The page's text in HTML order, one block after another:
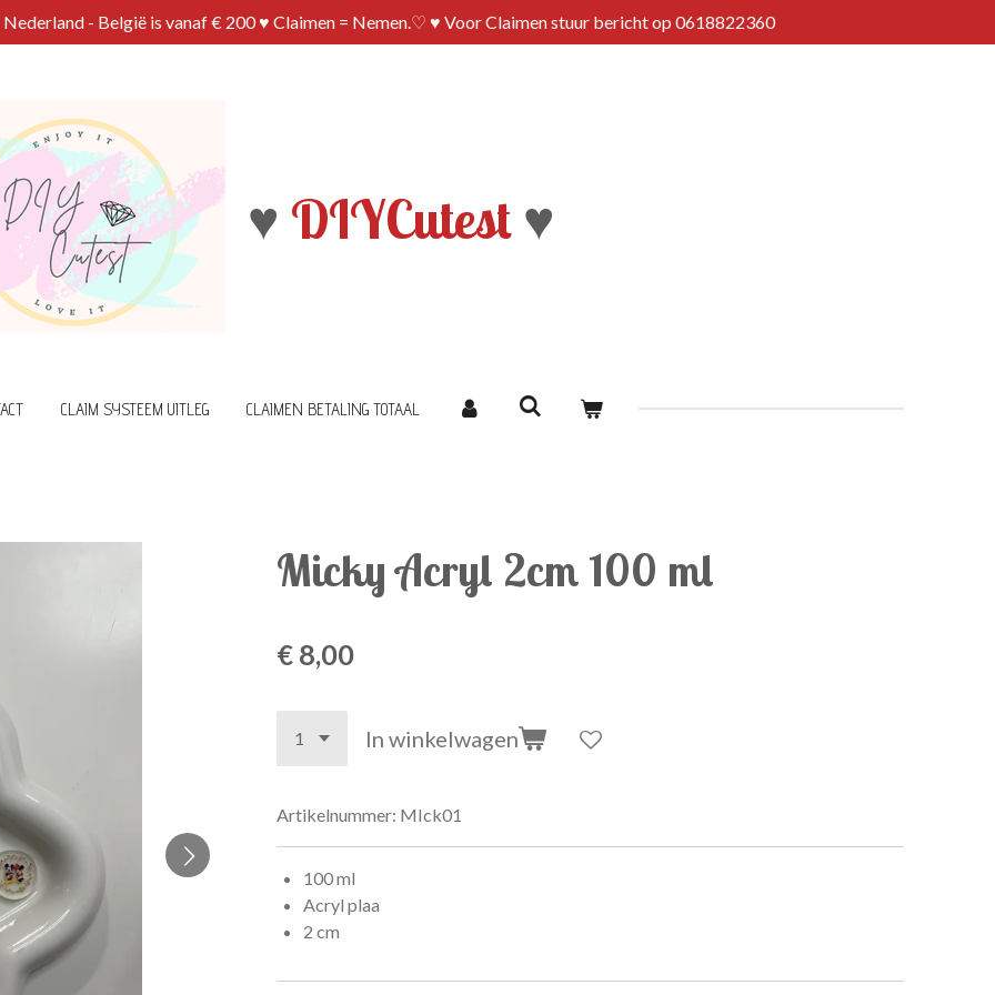
- België is vanaf € 200 ♥ Claimen = Nemen.♡ ♥ Voor Claimen stuur bericht op 0618822360
♥ DIYCutest ♥
CLAIM SYSTEEM UITLEG CLAIMEN BETALING TOTAAL
Micky Acryl 2cm 100 ml
€ 8,00
In winkelwagen
Artikelnummer: MIck01
100 ml
Acryl plaa
2 cm